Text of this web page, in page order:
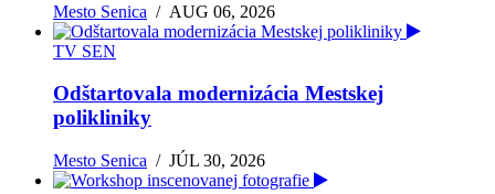
Mesto Senica /AUG 06, 2026
TV SEN
Odštartovala modernizácia Mestskej
polikliniky
Mesto Senica /JÚL 30, 2026